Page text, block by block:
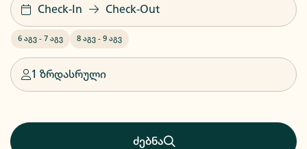
Check-In Check-Out
6 აგვ - 7 აგვ 8 აგვ - 9 აგვ
1 ზრდასრული
ძებნა